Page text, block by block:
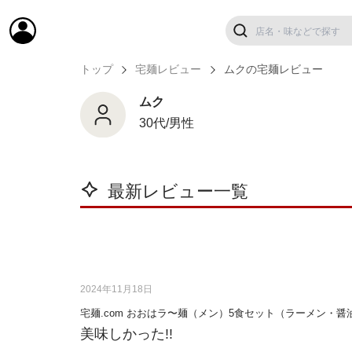
トップ 宅麺レビュー ムクの宅麺レビュー
ムク
30代/男性
最新レビュー一覧
2024年11月18日
宅麺.com おおはラ〜麺（メン）5食セット（ラーメン・醤
美味しかった!!